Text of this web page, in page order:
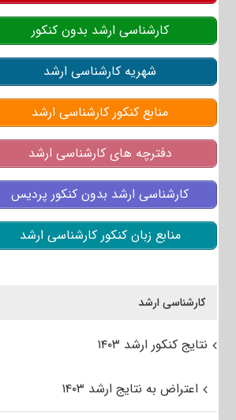
کارشناسی ارشد بدون کنکور
شهریه کارشناسی ارشد
منابع کنکور کارشناسی ارشد
دفترچه های کارشناسی ارشد
کارشناسی ارشد بدون کنکور پردیس
منابع زبان کنکور کارشناسی ارشد
کارشناسی ارشد
نتایج کنکور ارشد ۱۴۰۳
اعتراض به نتایج ارشد ۱۴۰۳